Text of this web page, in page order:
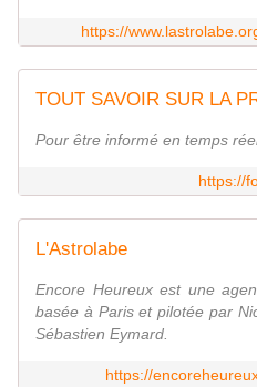
https://
TOUT SAVOIR SUR LA
Pour être informé en temps
https://
L'Astrolabe
Encore Heureux est une
basée à Paris et pilotée par
Sébastien Eymard.
https://